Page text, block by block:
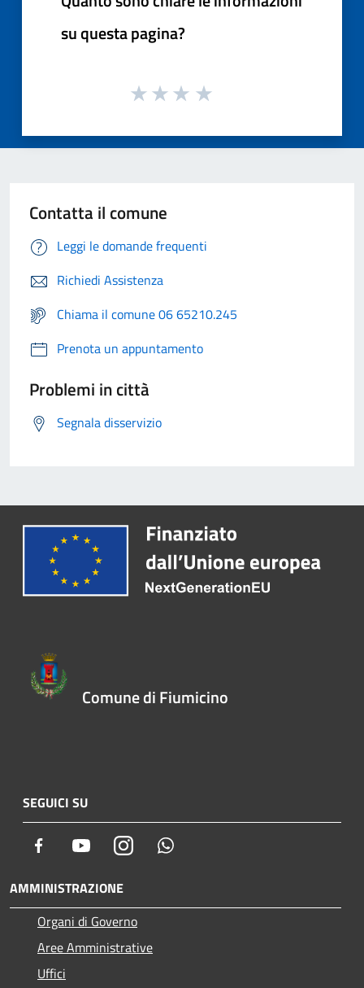
su questa pagina?
Contatta il comune
Leggi le domande frequenti
Richiedi Assistenza
Chiama il comune 06 65210.245
Prenota un appuntamento
Problemi in città
Segnala disservizio
Comune di Fiumicino
SEGUICI SU
Facebook YoutubeInstagram
AMMINISTRAZIONE
Organi di Governo
Aree Amministrative
Uffici